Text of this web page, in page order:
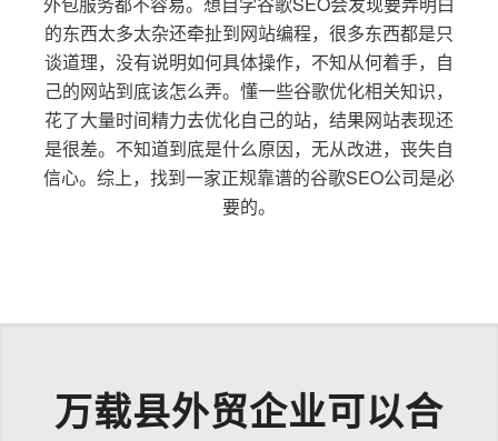
的东西太多太杂还牵扯到网站编程，很多东西都是只
谈道理，没有说明如何具体操作，不知从何着手，自
己的网站到底该怎么弄。懂一些谷歌优化相关知识，
花了大量时间精力去优化自己的站，结果网站表现还
是很差。不知道到底是什么原因，无从改进，丧失自
信心。综上，找到一家正规靠谱的谷歌SEO公司是必
要的。
万载县外贸企业可以合